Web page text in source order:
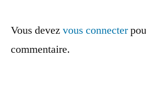
Vous devez vous connecter
commentaire.